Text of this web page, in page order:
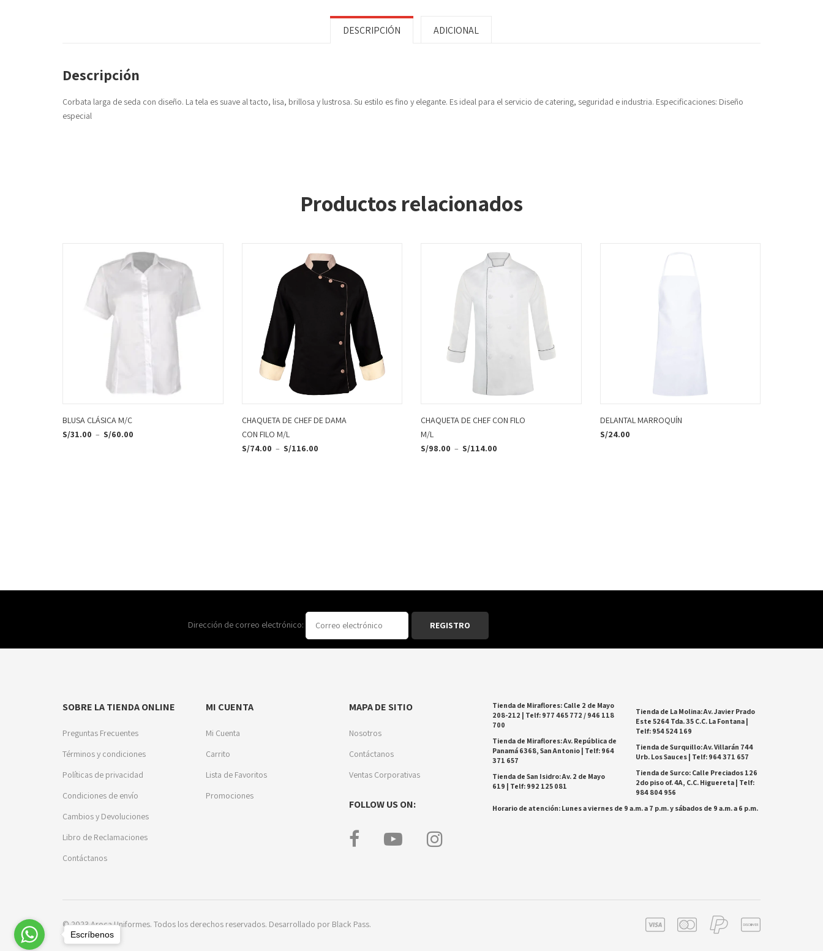
DESCRIPCIÓN ADICIONAL
Descripción
Corbata larga de seda con diseño. La tela es suave al tacto, lisa, brillosa y lustrosa. Su estilo es fino y elegante. Es ideal para el servicio de catering, seguridad e industria. Especificaciones: Diseño
especial
Productos relacionados
BLUSA CLÁSICA M/C
S/31.00 – S/60.00
CHAQUETA DE CHEF DE DAMA
CON FILO M/L
S/74.00 – S/116.00
CHAQUETA DE CHEF CON FILO
M/L
S/98.00 – S/114.00
DELANTAL MARROQUÍN
S/24.00
Dirección de correo electrónico:
SOBRE LA TIENDA ONLINE
Preguntas Frecuentes
Términos y condiciones
Políticas de privacidad
Condiciones de envío
Cambios y Devoluciones
Libro de Reclamaciones
Contáctanos
MI CUENTA
Mi Cuenta
Carrito
Lista de Favoritos
Promociones
MAPA DE SITIO
Nosotros
Contáctanos
Ventas Corporativas
FOLLOW US ON:
Tienda de Miraflores: Calle 2 de Mayo
208-212 | Telf: 977 465 772 / 946 118
700
Tienda de Miraflores: Av. República de
Panamá 6368, San Antonio | Telf: 964
371 657
Tienda de San Isidro: Av. 2 de Mayo
619 | Telf: 992 125 081
Tienda de La Molina: Av. Javier Prado
Este 5264 Tda. 35 C.C. La Fontana |
Telf: 954 524 169
Tienda de Surquillo: Av. Villarán 744
Urb. Los Sauces | Telf: 964 371 657
Tienda de Surco: Calle Preciados 126
2do piso of. 4A, C.C. Higuereta | Telf:
984 804 956
Horario de atención: Lunes a viernes de 9 a.m. a 7 p.m. y sábados de 9 a.m. a 6 p.m.
© 2023 Aroca Uniformes. Todos los derechos reservados. Desarrollado por Black Pass.
Escríbenos